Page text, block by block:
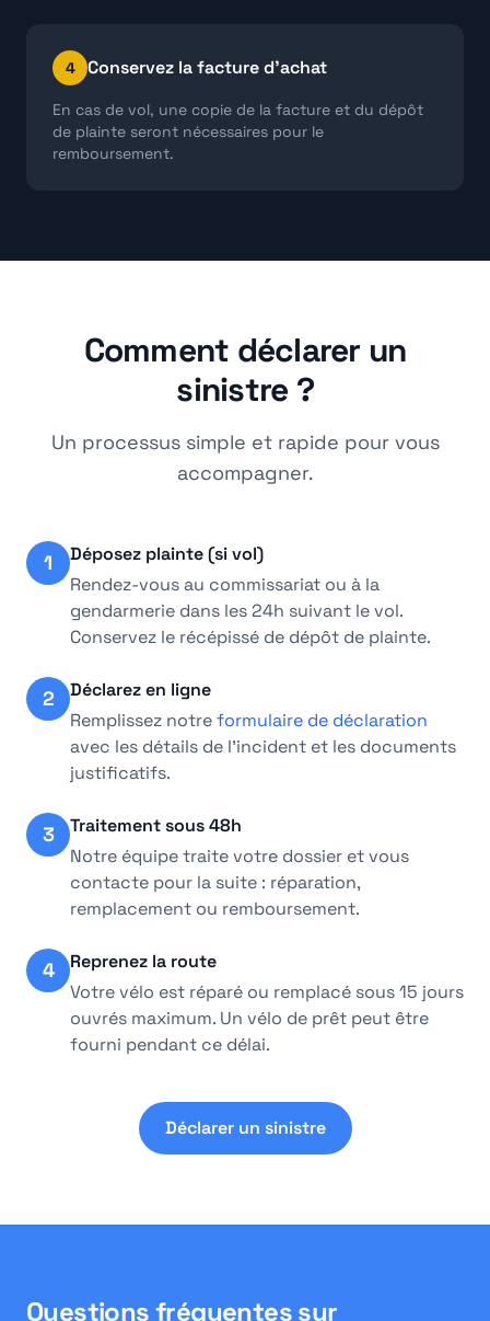
4 Conservez la facture d'achat
En cas de vol, une copie de la facture et du dépôt
de plainte seront nécessaires pour le
remboursement.
Comment déclarer un
sinistre ?
Un processus simple et rapide pour vous
accompagner.
1
Déposez plainte (si vol)
Rendez-vous au commissariat ou à la
gendarmerie dans les 24h suivant le vol.
Conservez le récépissé de dépôt de plainte.
2
Déclarez en ligne
Remplissez notreformulaire de déclaration
avec les détails de l'incident et les documents
justificatifs.
3
Traitement sous 48h
Notre équipe traite votre dossier et vous
contacte pour la suite : réparation,
remplacement ou remboursement.
4
Reprenez la route
Votre vélo est réparé ou remplacé sous 15 jours
ouvrés maximum. Un vélo de prêt peut être
fourni pendant ce délai.
Déclarer un sinistre
Questions fréquentes sur